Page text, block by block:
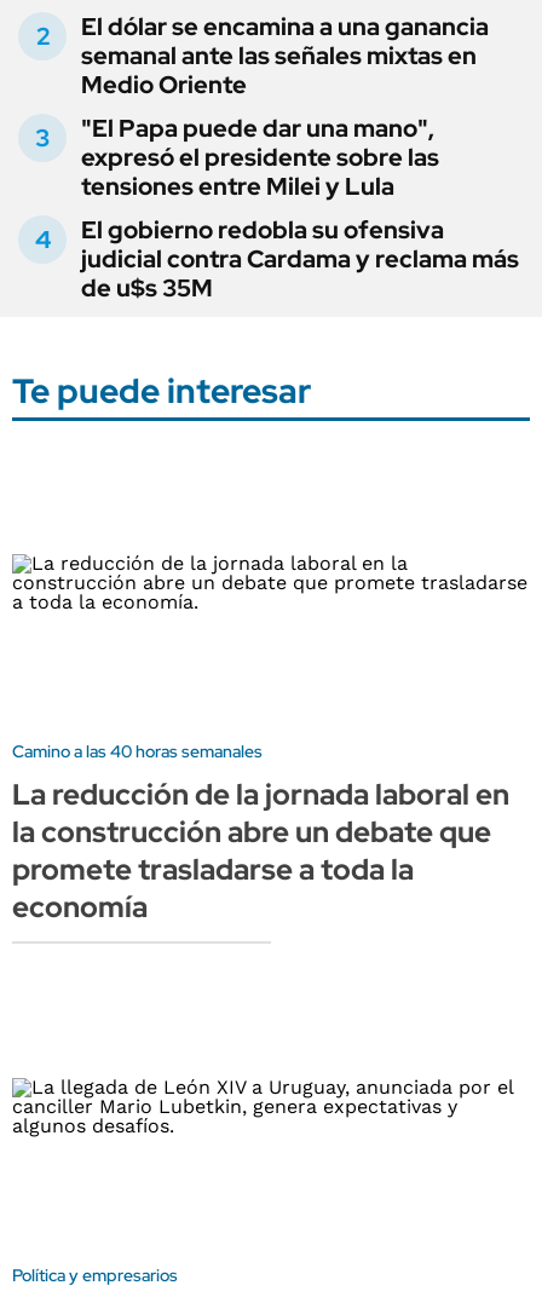
El dólar se encamina a una ganancia
semanal ante las señales mixtas en
Medio Oriente
"El Papa puede dar una mano",
expresó el presidente sobre las
tensiones entre Milei y Lula
El gobierno redobla su ofensiva
judicial contra Cardama y reclama más
de u$s 35M
Te puede interesar
Camino a las 40 horas semanales
La reducción de la jornada laboral en
la construcción abre un debate que
promete trasladarse a toda la
economía
Política y empresarios